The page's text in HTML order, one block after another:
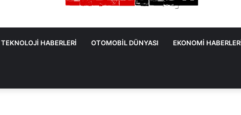
TEKNOLOJİ HABERLERİ OTOMOBİL DÜNYASI EKONOMİ